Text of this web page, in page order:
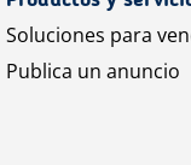
Soluciones para
Publica un anuncio